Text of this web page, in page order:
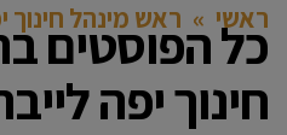
ראשי » ראש מינהל חינוך
כל הפוסטים ב
חינוך יפה